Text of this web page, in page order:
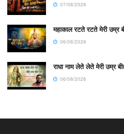
07/08/2026
महाकाल रटते रटते मेरी उम्र
06/08/2026
राधा नाम लेते लेते मेरी उम्र
06/08/2026